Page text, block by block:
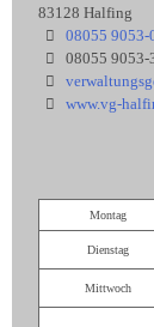
83128 Halfing
08055 9053-
08055 9053-
www.vg-
Montag
Dienstag
Mittwoch